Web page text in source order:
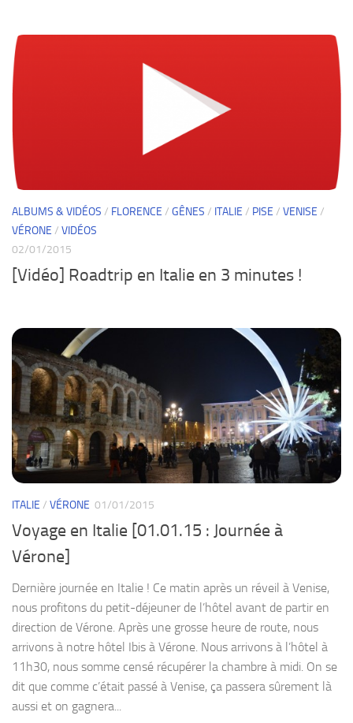
ALBUMS & VIDÉOS / FLORENCE / GÊNES / ITALIE / PISE / VENISE /
VÉRONE / VIDÉOS
02/01/2015
[Vidéo] Roadtrip en Italie en 3 minutes !
ITALIE / VÉRONE 01/01/2015
Voyage en Italie [01.01.15 : Journée à
Vérone]
Dernière journée en Italie ! Ce matin après un réveil à Venise,
nous profitons du petit-déjeuner de l’hôtel avant de partir en
direction de Vérone. Après une grosse heure de route, nous
arrivons à notre hôtel Ibis à Vérone. Nous arrivons à l’hôtel à
11h30, nous somme censé récupérer la chambre à midi. On se
dit que comme c’était passé à Venise, ça passera sûrement là
aussi et on gagnera...